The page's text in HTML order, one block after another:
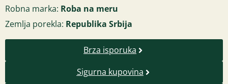
Robna marka: Roba na meru
Zemlja porekla: Republika Srbija
Brza isporuka
Sigurna kupovina